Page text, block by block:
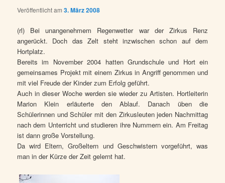
Veröffentlicht am3. März 2008
(rl) Bei unangenehmem Regenwetter war der Zirkus Renz
angerückt. Doch das Zelt steht inzwischen schon auf dem
Hortplatz.
Bereits im November 2004 hatten Grundschule und Hort ein
gemeinsames Projekt mit einem Zirkus in Angriff genommen und
mit viel Freude der Kinder zum Erfolg geführt.
Auch in dieser Woche werden sie wieder zu Artisten. Hortleiterin
Marion Klein erläuterte den Ablauf. Danach üben die
Schülerinnen und Schüler mit den Zirkusleuten jeden Nachmittag
nach dem Unterricht und studieren ihre Nummern ein. Am Freitag
ist dann große Vorstellung.
Da wird Eltern, Großeltern und Geschwistern vorgeführt, was
man in der Kürze der Zeit gelernt hat.